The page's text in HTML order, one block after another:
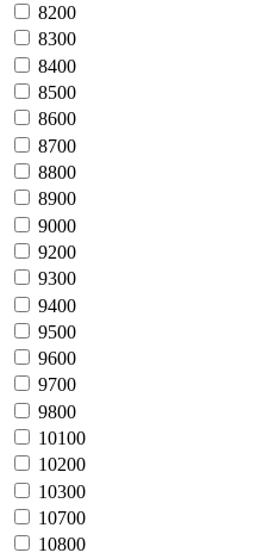
8200
8300
8400
8500
8600
8700
8800
8900
9000
9200
9300
9400
9500
9600
9700
9800
10100
10200
10300
10700
10800